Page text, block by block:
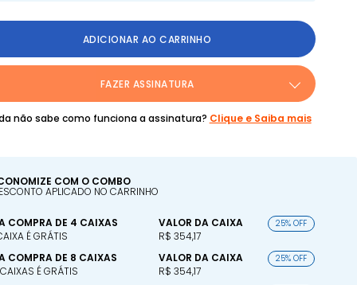
ADICIONAR AO CARRINHO
FAZER ASSINATURA
não sabe como funciona a assinatura? Clique e Saiba mais
COM O COMBO
APLICADO NO CARRINHO
COMPRA DE 4 CAIXAS
É GRÁTIS
VALOR DA CAIXA
R$ 354,17
25% OFF
COMPRA DE 8 CAIXAS
É GRÁTIS
VALOR DA CAIXA
R$ 354,17
25% OFF